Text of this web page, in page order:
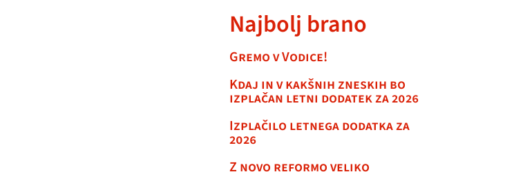
Najbolj brano
Gremo v Vodice!
Kdaj in v kakšnih zneskih bo
izplačan letni dodatek za 2026
Izplačilo letnega dodatka za
2026
Z novo reformo veliko